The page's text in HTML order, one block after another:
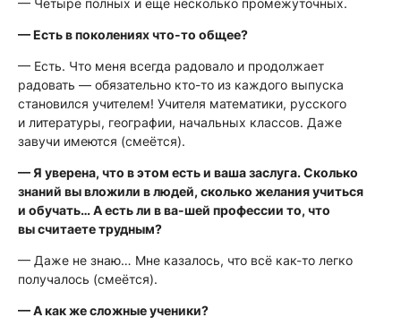
— Есть в поколениях что-то общее?
— Есть. Что меня всегда радовало и продолжает
радовать — обязательно кто-то из каждого выпуска
становился учителем! Учителя математики, русского
и литературы, географии, начальных классов. Даже
завучи имеются (смеётся).
— Я уверена, что в этом есть и ваша заслуга. Сколько
знаний вы вложили в людей, сколько желания учиться
и обучать… А есть ли в ва-шей профессии то, что
вы считаете трудным?
— Даже не знаю… Мне казалось, что всё как-то легко
получалось (смеётся).
— А как же сложные ученики?